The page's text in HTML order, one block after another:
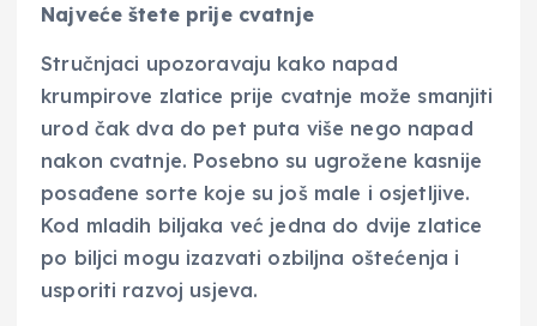
Najveće štete prije cvatnje
Stručnjaci upozoravaju kako napad
krumpirove zlatice prije cvatnje može smanjiti
urod čak dva do pet puta više nego napad
nakon cvatnje. Posebno su ugrožene kasnije
posađene sorte koje su još male i osjetljive.
Kod mladih biljaka već jedna do dvije zlatice
po biljci mogu izazvati ozbiljna oštećenja i
usporiti razvoj usjeva.